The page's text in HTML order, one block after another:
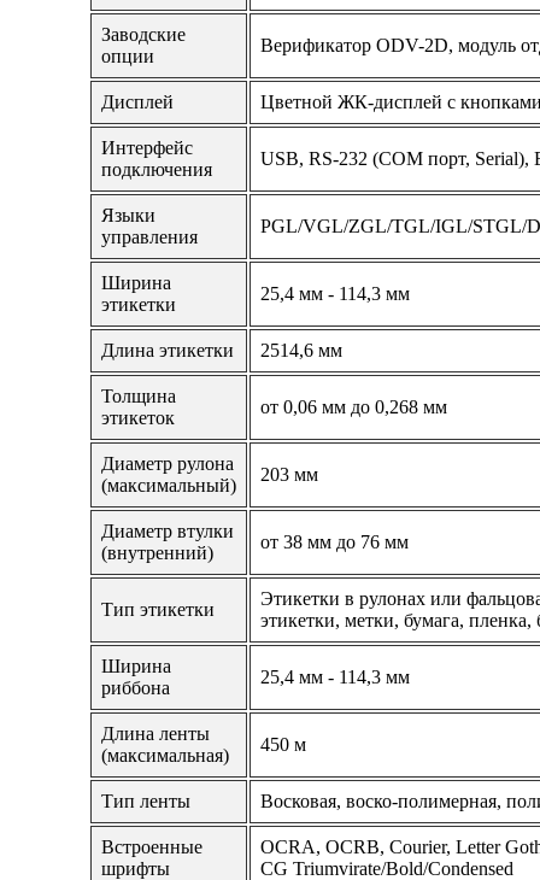
Заводские
опции
Верификатор ODV-2D, модуль
Дисплей Цветной ЖК-дисплей с
Интерфейс
подключения
USB, RS-232 (COM порт, Serial),
Языки
управления
PGL/VGL/ZGL/TGL/IGL/STGL/
Ширина
этикетки
25,4 мм - 114,3 мм
Длина этикетки 2514,6 мм
Толщина
этикеток
от 0,06 мм до 0,268 мм
Диаметр рулона
(максимальный)
203 мм
Диаметр втулки
(внутренний)
от 38 мм до 76 мм
Тип этикетки
Этикетки в рулонах или
этикетки, метки, бумага, пленка,
Ширина
риббона
25,4 мм - 114,3 мм
Длина ленты
(максимальная)
450 м
Тип ленты Восковая, воско-полимерная,
Встроенные
шрифты
OCRA, OCRB, Courier, Letter
CG Triumvirate/Bold/Condensed